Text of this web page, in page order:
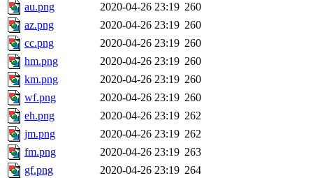
au.png
2020-04-26 23:19 260
az.png
2020-04-26 23:19 260
cc.png
2020-04-26 23:19 260
hm.png
2020-04-26 23:19 260
km.png
2020-04-26 23:19 260
wf.png
2020-04-26 23:19 260
eh.png
2020-04-26 23:19 262
jm.png
2020-04-26 23:19 262
fm.png
2020-04-26 23:19 263
gf.png
2020-04-26 23:19 264